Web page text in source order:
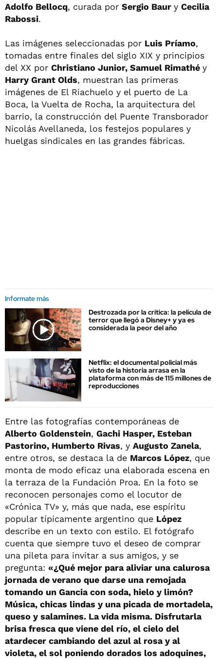
Adolfo Bellocq, curada por Sergio Baur y Cecilia
Rabossi.
Las imágenes seleccionadas por Luis Príamo,
tomadas entre finales del siglo XIX y principios
del XX por Christiano Junior, Samuel Rimathé y
Harry Grant Olds, muestran las primeras
imágenes de El Riachuelo y el puerto de La
Boca, la Vuelta de Rocha, la arquitectura del
barrio, la construcción del Puente Transborador
Nicolás Avellaneda, los festejos populares y
huelgas sindicales en las grandes fábricas.
Informate más
Destrozada por la crítica: la película de
terror que llegó a Disney+ y ya es
considerada la peor del año
Netflix: el documental policial más
visto de la historia arrasa en la
plataforma con más de 115 millones de
reproducciones
Entre las fotografías contemporáneas de
Alberto Goldenstein, Gachi Hasper, Esteban
Pastorino, Humberto Rivas, y Augusto Zanela,
entre otros, se destaca la de Marcos López, que
monta de modo eficaz una elaborada escena en
la terraza de la Fundación Proa. En la foto se
reconocen personajes como el locutor de
«Crónica TV» y, más que nada, ese espíritu
popular típicamente argentino que López
describe en un texto con estilo. El fotógrafo
cuenta que siempre tuvo el deseo de comprar
una pileta para invitar a sus amigos, y se
pregunta: «¿Qué mejor para aliviar una calurosa
jornada de verano que darse una remojada
tomando un Gancia con soda, hielo y limón?
Música, chicas lindas y una picada de mortadela,
queso y salamines. La vida misma. Disfrutarla
brisa fresca que viene del río, el cielo del
atardecer cambiando del azul al rosa y al
violeta, el sol poniendo dorados los adoquines,